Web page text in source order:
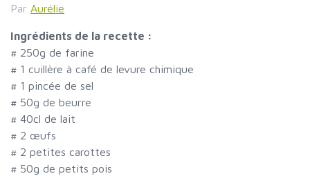
Par Aurélie
Ingrédients de la recette :
# 250g de farine
# 1 cuillère à café de levure chimique
# 1 pincée de sel
# 50g de beurre
# 40cl de lait
# 2 œufs
# 2 petites carottes
# 50g de petits pois